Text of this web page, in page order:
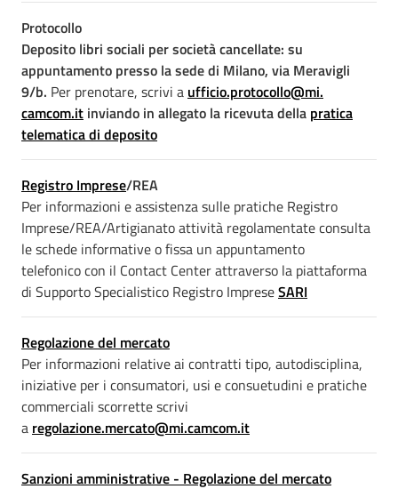
Protocollo
Deposito libri sociali per società cancellate: su
appuntamento presso la sede di Milano, via Meravigli
9/b. Per prenotare, scrivi a ufficio.protocollo@mi.
camcom.it inviando in allegato la ricevuta della pratica
telematica di deposito
Registro Imprese/REA
Per informazioni e assistenza sulle pratiche Registro
Imprese/REA/Artigianato attività regolamentate consulta
le schede informative o fissa un appuntamento
telefonico con il Contact Center attraverso la piattaforma
di Supporto Specialistico Registro ImpreseSARI
Regolazione del mercato
Per informazioni relative ai contratti tipo, autodisciplina,
iniziative per i consumatori, usi e consuetudini e pratiche
commerciali scorrette scrivi
a regolazione.mercato@mi.camcom.it
Sanzioni amministrative - Regolazione del mercato